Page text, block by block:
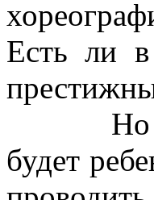
Есть ли
Но
будет